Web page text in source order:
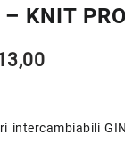
– KNIT PRO
Fascia
prezzo:
intercambiabili